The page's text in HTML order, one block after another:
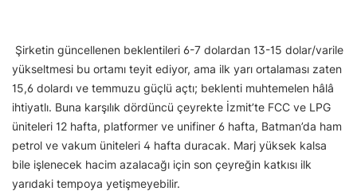
Şirketin güncellenen beklentileri 6-7 dolardan 13-15 dolar/varile
yükseltmesi bu ortamı teyit ediyor, ama ilk yarı ortalaması zaten
15,6 dolardı ve temmuzu güçlü açtı; beklenti muhtemelen hâlâ
ihtiyatlı. Buna karşılık dördüncü çeyrekte İzmit’te FCC ve LPG
üniteleri 12 hafta, platformer ve unifiner 6 hafta, Batman’da ham
petrol ve vakum üniteleri 4 hafta duracak. Marj yüksek kalsa
bile işlenecek hacim azalacağı için son çeyreğin katkısı ilk
yarıdaki tempoya yetişmeyebilir.